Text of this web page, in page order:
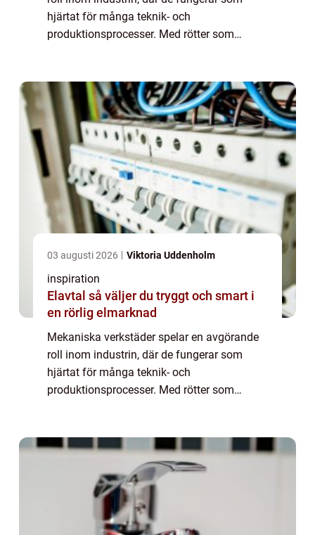
hjärtat för många teknik- och
produktionsprocesser. Med rötter som
03 augusti 2026 Viktoria Uddenholm
inspiration
Elavtal så väljer du tryggt och smart i
en rörlig elmarknad
Mekaniska verkstäder spelar en avgörande
roll inom industrin, där de fungerar som
hjärtat för många teknik- och
produktionsprocesser. Med rötter som